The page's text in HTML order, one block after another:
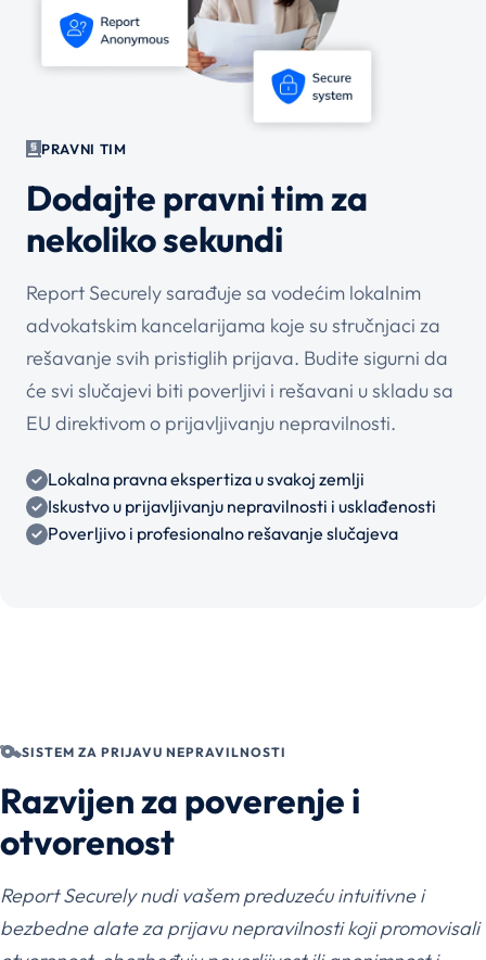
PRAVNI TIM
Dodajte pravni tim za
nekoliko sekundi
Report Securely sarađuje sa vodećim lokalnim
advokatskim kancelarijama koje su stručnjaci za
rešavanje svih pristiglih prijava. Budite sigurni da
će svi slučajevi biti poverljivi i rešavani u skladu sa
EU direktivom o prijavljivanju nepravilnosti.
Lokalna pravna ekspertiza u svakoj zemlji
Iskustvo u prijavljivanju nepravilnosti i usklađenosti
Poverljivo i profesionalno rešavanje slučajeva
SISTEM ZA PRIJAVU NEPRAVILNOSTI
Razvijen za poverenje i
otvorenost
Report Securely nudi vašem preduzeću intuitivne i
bezbedne alate za prijavu nepravilnosti koji promovisali